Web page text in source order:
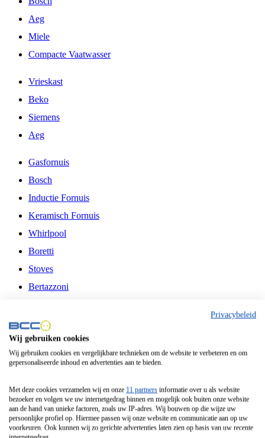
Aeg
Miele
Compacte Vaatwasser
Vrieskast
Beko
Siemens
Aeg
Gasfornuis
Bosch
Inductie Fornuis
Keramisch Fornuis
Whirlpool
Boretti
Stoves
Bertazzoni
Fitelli
Airfryer
Frituurpan
Contactgrill
Broodbakmachine
Broodrooster
Privacybeleid
Wij gebruiken cookies
Wij gebruiken cookies en vergelijkbare technieken om de website te verbeteren en om
gepersonaliseerde inhoud en advertenties aan te bieden.
Met deze cookies verzamelen wij en onze 11 partners informatie over u als website
bezoeker en volgen we uw internetgedrag binnen en mogelijk ook buiten onze website
aan de hand van unieke factoren, zoals uw IP-adres. Wij bouwen op die wijze uw
persoonlijke profiel op. Hiermee passen wij onze website en communicatie aan op uw
voorkeuren. Ook kunnen wij zo gerichte advertenties laten zien op basis van uw recente